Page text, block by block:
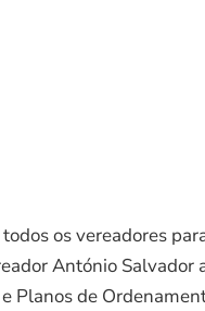
os vereadores
António
Planos de